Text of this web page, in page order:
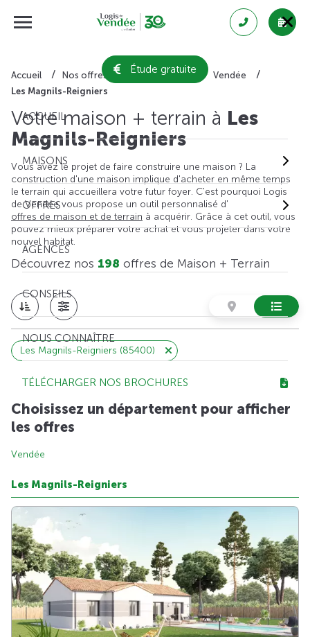
Étude gratuite
ACCUEIL
MAISONS
OFFRES
AGENCES
CONSEILS
NOUS CONNAÎTRE
TÉLÉCHARGER NOS BROCHURES
Accueil Nos offres de maison + terrain
Vendée
Les Magnils-Reigniers
Votre maison + terrain à Les
Magnils-Reigniers
Vous avez le projet de faire construire une maison ? La
construction d'une maison implique d'acheter en même temps
le terrain qui accueillera votre futur foyer. C'est pourquoi Logis
de Vendée vous propose un outil personnalisé d'
offres de maison et de terrain à acquérir. Grâce à cet outil, vous
pouvez mieux préparer votre achat et vous projeter dans votre
nouvel habitat.
Découvrez nos 198 offres de Maison + Terrain
Les Magnils-Reigniers (85400)
Choisissez un département pour afficher
les offres
Vendée
Les Magnils-Reigniers